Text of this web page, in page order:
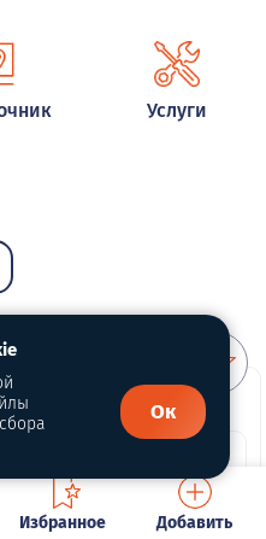
Услуги
Избранное Добавить
Ок